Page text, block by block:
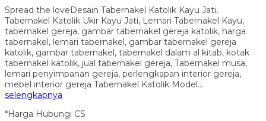
Spread the loveDesain Tabernakel Katolik Kayu Jati,
Tabernakel Katolik Ukir Kayu Jati, Lemari Tabernakel Kayu,
tabernakel gereja, gambar tabernakel gereja katolik, harga
tabernakel, lemari tabernakel, gambar tabernakel gereja
katolik, gambar tabernakel, tabernakel dalam al kitab, kotak
tabernakel katolik, jual tabernakel gereja, Tabernakel musa,
lemari penyimpanan gereja, perlengkapan interior gereja,
mebel interior gereja Tabernakel Katolik Model…
selengkapnya
*Harga Hubungi CS